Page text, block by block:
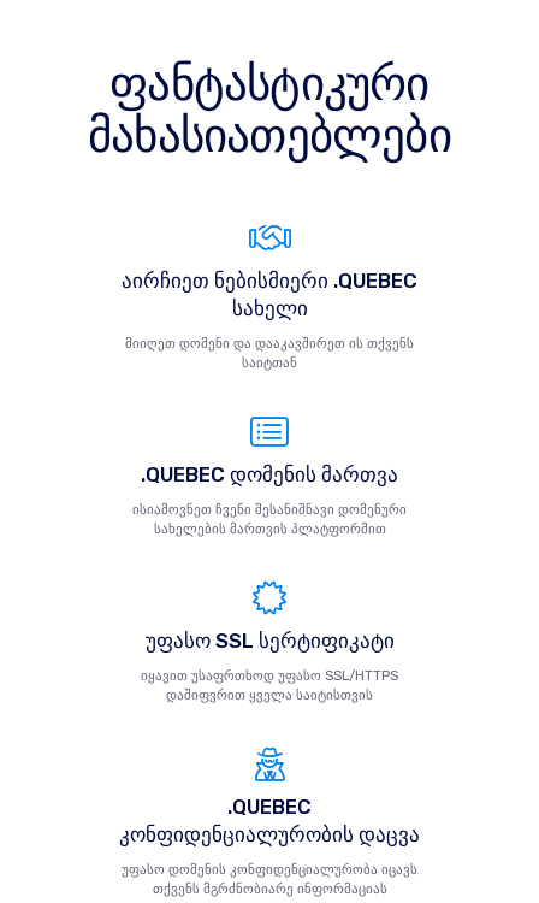
ფანტასტიკური
მახასიათებლები
აირჩიეთ ნებისმიერი .QUEBEC
სახელი
მიიღეთ დომენი და დააკავშირეთ ის თქვენს
საიტთან
.QUEBEC დომენის მართვა
ისიამოვნეთ ჩვენი შესანიშნავი დომენური
სახელების მართვის პლატფორმით
უფასო SSL სერტიფიკატი
იყავით უსაფრთხოდ უფასო SSL/HTTPS
დაშიფვრით ყველა საიტისთვის
.QUEBEC
კონფიდენციალურობის დაცვა
უფასო დომენის კონფიდენციალურობა იცავს
თქვენს მგრძნობიარე ინფორმაციას